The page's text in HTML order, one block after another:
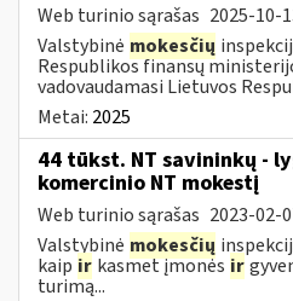
Web turinio sąrašas 2025-10-
Valstybinė mokesčių
Respublikos finansų
vadovaudamasi Lietuvos
Metai: 2025
44 tūkst. NT savininkų -
komercinio NT mokestį
Web turinio sąrašas 2023-02-
Valstybinė mokesčių
kaip ir kasmet įmonės ir
turimą...